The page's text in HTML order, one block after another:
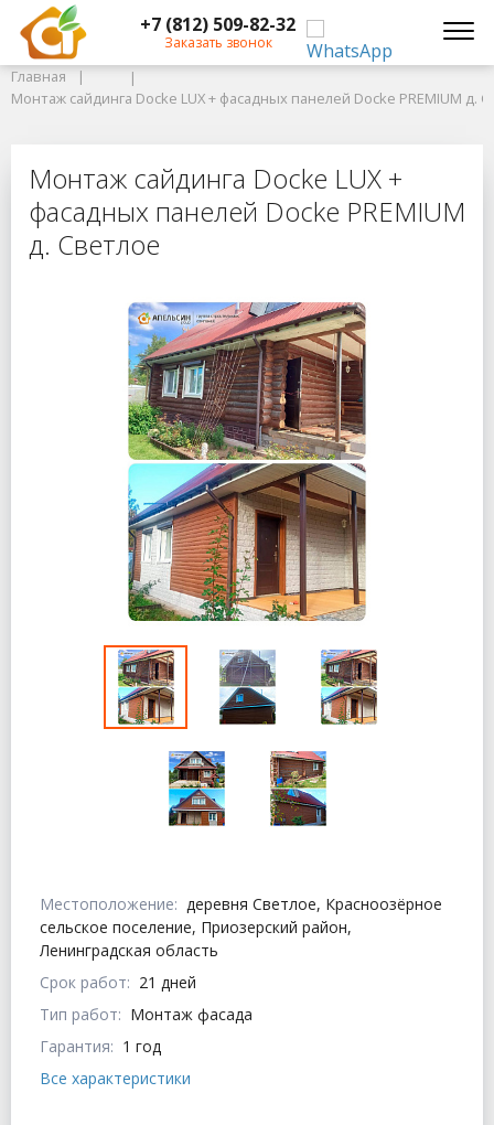
+7 (812) 509-82-32
Заказать звонок
Главная
Монтаж сайдинга Docke LUX + фасадных панелей Docke PREMIUM д.
Монтаж сайдинга Docke LUX +
Главная
Монтаж сайдинга Docke LUX + фасадных панелей Docke PREMIUM д.
Монтаж сайдинга Docke LUX +
фасадных панелей Docke PREMIUM
д. Светлое
Местоположение: деревня Светлое, Красноозёрное
сельское поселение, Приозерский район,
Ленинградская область
Срок работ: 21 дней
Тип работ: Монтаж фасада
Гарантия: 1 год
Все характеристики